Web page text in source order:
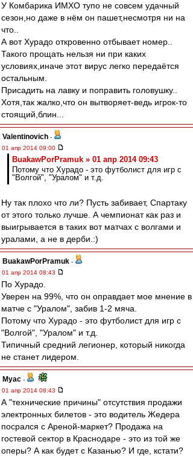
У Комбарика ИМХО тупо не совсем удачный
сезон,но даже в нём он пашет,несмотря ни на
что..
А вот Хурадо откровенно отбывает номер..
Такого прощать нельзя ни при каких
условиях,иначе этот вирус легко передаётся
остальным.
Присадить на лавку и поправить головушку..
Хотя,так жалко,что он вытворяет-ведь игрок-то
стоящий,блин...
Valentinovich -
01 апр 2014 09:00
BuakawPorPramuk » 01 апр 2014 09:43
Потому что Хурадо - это футболист для игр с
"Волгой", "Уралом" и т.д.
Ну так плохо что ли? Пусть забивает, Спартаку
от этого только лучше. А чемпионат как раз и
выигрывается в таких вот матчах с волгами и
уралами, а не в дерби.:)
BuakawPorPramuk -
01 апр 2014 08:43
По Хурадо.
Уверен на 99%, что он оправдает мое мнение в
матче с "Уралом", забив 1-2 мяча.
Потому что Хурадо - это футболист для игр с
"Волгой", "Уралом" и т.д.
Типичный средний легионер, который никогда
не станет лидером.
Myac -
01 апр 2014 08:43
А "технические причины" отсутствия продажи
электронных билетов - это водитель Жедера
посрался с Ареной-маркет? Продажа на
гостевой сектор в Краснодаре - это из той же
оперы? А как будет с Казанью? И где, кстати?